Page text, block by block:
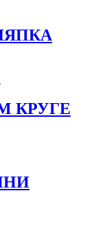
КРУГЕ